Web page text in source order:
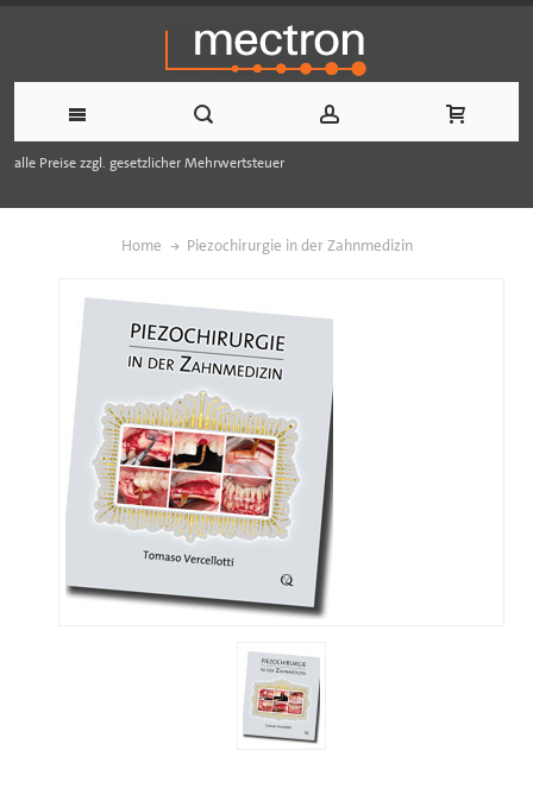
alle Preise zzgl. gesetzlicher Mehrwertsteuer
Home Piezochirurgie in der Zahnmedizin